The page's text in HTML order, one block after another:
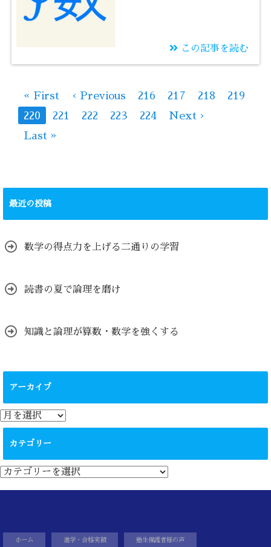
から積み直す
この記事を読む
« First ‹ Previous 216 217 218
219
220
221 222 223 224
Next ›
Last »
最近の投稿
数学の得点力を上げる二通りの学習
読書の夏で論理を磨け
知識と論理が算数・数学を強くする
アーカイブ
ア
ー
カテゴリー
カ
テ
ゴ
ホーム 進学・合格実績 塾生保護者様の声